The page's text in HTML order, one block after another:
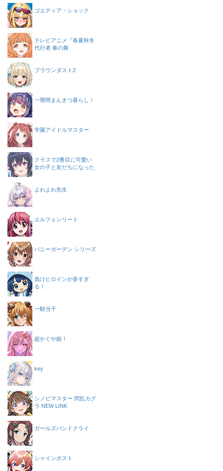
ゴエティア・ショック
テレビアニメ『春夏秋冬
代行者 春の舞
ブラウンダスト2
一畳間まんきつ暮らし！
学園アイドルマスター
クラスで2番目に可愛い
女の子と友だちになった
よわよわ先生
エルフェンリート
バニーガーデン シリーズ
負けヒロインが多すぎ
る！
一騎当千
超かぐや姫！
key
シノビマスター 閃乱カグ
ラ NEW LINK
ガールズバンドクライ
シャインポスト